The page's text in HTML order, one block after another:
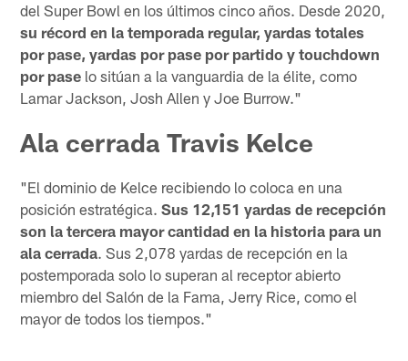
del Super Bowl en los últimos cinco años. Desde 2020,
su récord en la temporada regular, yardas totales
por pase, yardas por pase por partido y touchdown
por pase lo sitúan a la vanguardia de la élite, como
Lamar Jackson, Josh Allen y Joe Burrow."
Ala cerrada Travis Kelce
"El dominio de Kelce recibiendo lo coloca en una
posición estratégica.Sus 12,151 yardas de recepción
son la tercera mayor cantidad en la historia para un
ala cerrada. Sus 2,078 yardas de recepción en la
postemporada solo lo superan al receptor abierto
miembro del Salón de la Fama, Jerry Rice, como el
mayor de todos los tiempos."